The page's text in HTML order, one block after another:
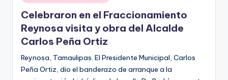
en
Celebraron en el Fraccionamiento
Reynosa visita y obra del Alcalde
Carlos Peña Ortiz
Reynosa, Tamaulipas. El Presidente Municipal, Carlos
Peña Ortiz, dio el banderazo de arranque a la